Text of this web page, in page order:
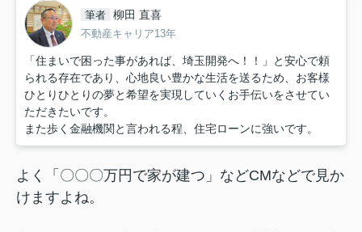
筆者 柳田 直喜
不動産キャリア13年
「住まいで困った事があれば、埼玉開発へ！！」と安心で頼
られる存在であり、心地良い豊かな生活を送るため、お客様
ひとりひとりの夢と希望を実現していくお手伝いをさせてい
ただきたいです。
また歩く金融機関と言われる程、住宅ローンに強いです。
よく「〇〇〇万円で家が建つ」などCMなどで見か
けますよね。